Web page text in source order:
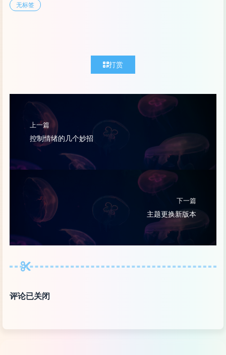
无标签
打赏
上一篇
控制情绪的几个妙招
下一篇
主题更换新版本
评论已关闭